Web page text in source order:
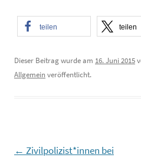
teilen teilen
Dieser Beitrag wurde am 16. Juni 2015
Allgemein veröffentlicht.
Beitragsnavigation
← Zivilpolizist*innen bei